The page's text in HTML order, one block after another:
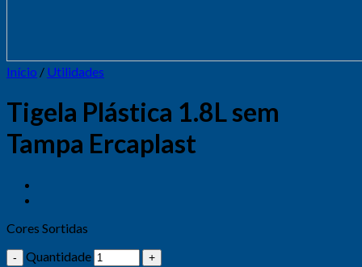
Início / Utilidades
Tigela Plástica 1.8L sem
Tampa Ercaplast
Cores Sortidas
Quantidade